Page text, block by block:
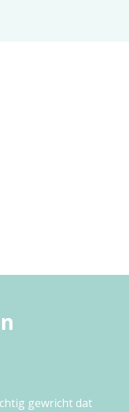
gewricht dat